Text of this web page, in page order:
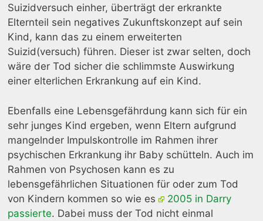
Suizidversuch einher, überträgt der erkrankte
Elternteil sein negatives Zukunftskonzept auf sein
Kind, kann das zu einem erweiterten
Suizid(versuch) führen. Dieser ist zwar selten, doch
wäre der Tod sicher die schlimmste Auswirkung
einer elterlichen Erkrankung auf ein Kind.
Ebenfalls eine Lebensgefährdung kann sich für ein
sehr junges Kind ergeben, wenn Eltern aufgrund
mangelnder Impulskontrolle im Rahmen ihrer
psychischen Erkrankung ihr Baby schütteln. Auch im
Rahmen von Psychosen kann es zu
lebensgefährlichen Situationen für oder zum Tod
von Kindern kommen so wie es
2005 in Darry
passierte. Dabei muss der Tod nicht einmal